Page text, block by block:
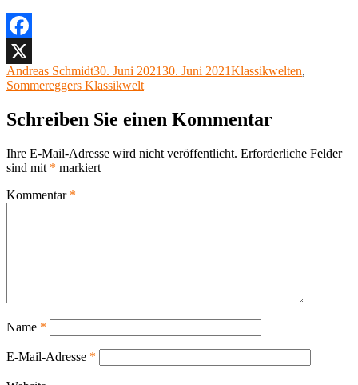
Facebook
X
Autor
Andreas SchmidtVeröffentlicht
am
30. Juni 202130. Juni 2021Kategorien
Klassikwelten,
Sommereggers Klassikwelt
Schreiben Sie einen Kommentar
Ihre E-Mail-Adresse wird nicht veröffentlicht. Erforderliche Felder
sind mit * markiert
Kommentar *
Name *
E-Mail-Adresse *